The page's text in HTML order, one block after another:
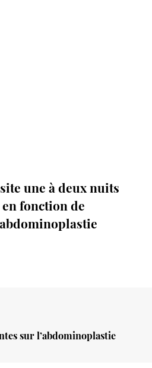
une à deux nuits
fonction de
sur l’abdominoplastie